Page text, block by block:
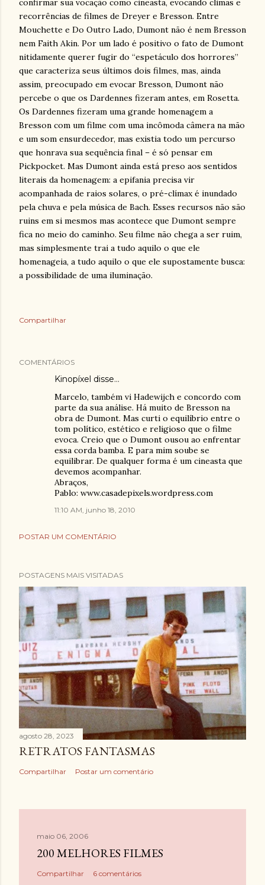
confirmar sua vocação como cineasta, evocando climas e
recorrências de filmes de Dreyer e Bresson. Entre
Mouchette e Do Outro Lado, Dumont não é nem Bresson
nem Faith Akin. Por um lado é positivo o fato de Dumont
nitidamente querer fugir do “espetáculo dos horrores”
que caracteriza seus últimos dois filmes, mas, ainda
assim, preocupado em evocar Bresson, Dumont não
percebe o que os Dardennes fizeram antes, em Rosetta.
Os Dardennes fizeram uma grande homenagem a
Bresson com um filme com uma incômoda câmera na mão
e um som ensurdecedor, mas existia todo um percurso
que honrava sua sequência final – é só pensar em
Pickpocket. Mas Dumont ainda está preso aos sentidos
literais da homenagem: a epifania precisa vir
acompanhada de raios solares, o pré-clímax é inundado
pela chuva e pela música de Bach. Esses recursos não são
ruins em si mesmos mas acontece que Dumont sempre
fica no meio do caminho. Seu filme não chega a ser ruim,
mas simplesmente trai a tudo aquilo o que ele
homenageia, a tudo aquilo o que ele supostamente busca:
a possibilidade de uma iluminação.
Compartilhar
COMENTÁRIOS
Kinopíxel disse…
Marcelo, também vi Hadewijch e concordo com
parte da sua análise. Há muito de Bresson na
obra de Dumont. Mas curti o equilíbrio entre o
tom político, estético e religioso que o filme
evoca. Creio que o Dumont ousou ao enfrentar
essa corda bamba. E para mim soube se
equilibrar. De qualquer forma é um cineasta que
devemos acompanhar.
Abraços,
Pablo: www.casadepixels.wordpress.com
11:10 AM, junho 18, 2010
POSTAR UM COMENTÁRIO
POSTAGENS MAIS VISITADAS
agosto 28, 2023
RETRATOS FANTASMAS
Compartilhar Postar um comentário
maio 06, 2006
200 MELHORES FILMES
Compartilhar 6 comentários